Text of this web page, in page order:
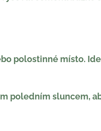
polostinné místo.
poledním sluncem,